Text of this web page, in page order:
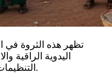
تظهر هذه الثروة في
اليدوية الراقية
التنظيمات الاجتماعية على قيم المجتمع والاحترام.